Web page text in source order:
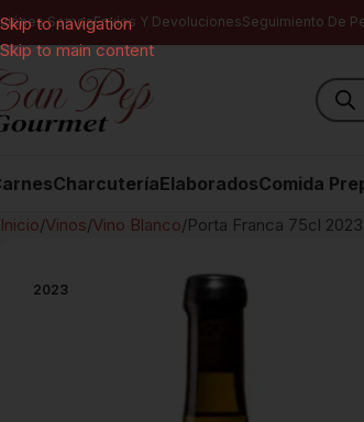
Skip to navigation
Skip to main content
SomosEnvíos Y DevolucionesSeguimiento De
CharcuteríaElaboradosComida
Inicio Vinos Vino Blanco Porta Franca 75cl 2023
2023